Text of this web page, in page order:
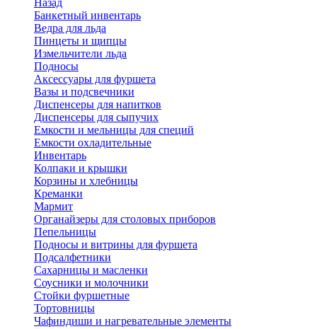
Банкетный инвентарь
Ведра для льда
Пинцеты и щипцы
Измельчители льда
Подносы
Аксессуары для фуршета
Вазы и подсвечники
Диспенсеры для напитков
Диспенсеры для сыпучих
Емкости и мельницы для специй
Емкости охладительные
Инвентарь
Колпаки и крышки
Корзины и хлебницы
Креманки
Мармит
Органайзеры для столовых приборов
Пепельницы
Подносы и витрины для фуршета
Подсалфетники
Сахарницы и масленки
Соусники и молочники
Стойки фуршетные
Тортовницы
Чафиндиши и нагревательные элементы